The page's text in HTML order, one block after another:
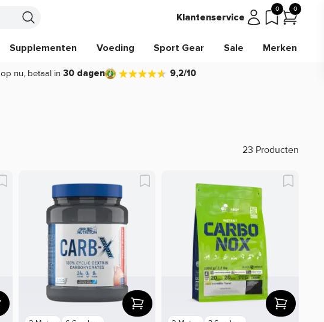
Klantenservice
0 0
Supplementen Voeding Sport Gear Sale Merken
nu, betaal in 30 dagen 9,2/10
23 Producten